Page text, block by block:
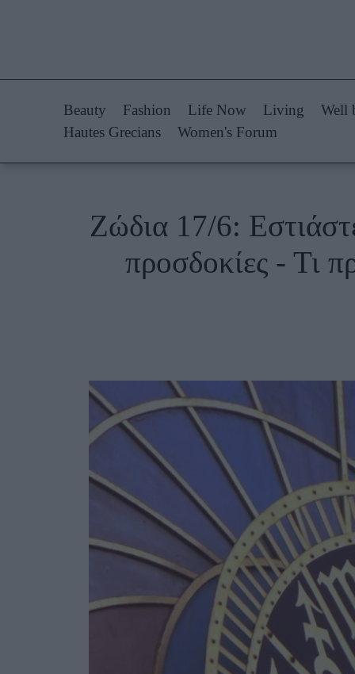
Styling Tips
Fashion News
Woman Power
Αφιερώματα ΒΟΞ
Hautes Grecians Γάμος
Beauty Fashion Life Now Living Well
Hautes Grecians
Women's Forum
Ζώδια 17/6:
προσδοκίες - Τι